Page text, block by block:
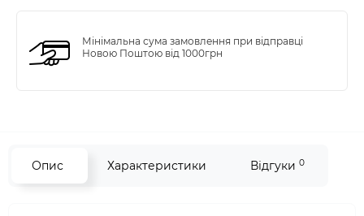
Мінімальна сума замовлення при відправці
Новою Поштою від 1000грн
Опис Характеристики Відгуки 0